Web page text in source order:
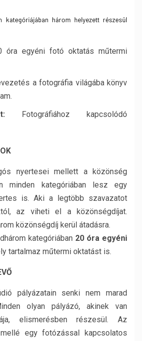
kategóriájában három helyezett részesül
óra egyéni fotó oktatás műtermi
a fotográfia világába könyv
Fotográfiához kapcsolódó
nyertesei mellett a közönség
minden kategóriában lesz egy
is. Aki a legtöbb szavazatot
az viheti el a közönségdíjat.
közönségdíj kerül átadásra.
kategóriában 20 óra egyéni
tartalmaz műtermi oktatást is.
pályázatain senki nem marad
olyan pályázó, akinek van
elismerésben részesül. Az
egy fotózással kapcsolatos